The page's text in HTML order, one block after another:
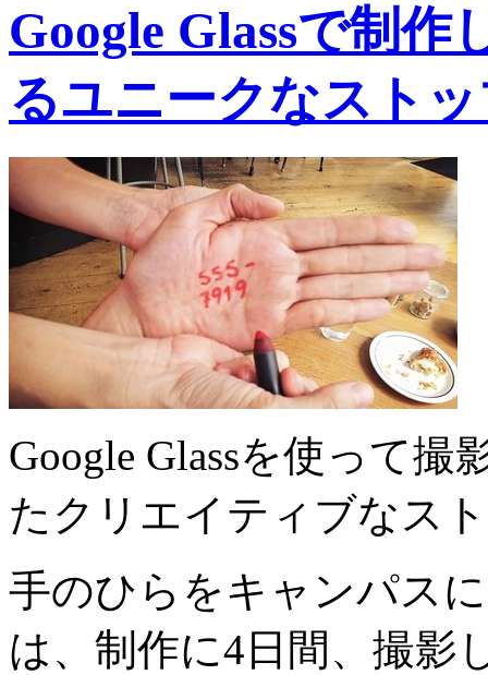
Google Glassで制
るユニークなスト
Google Glassを使って
たクリエイティブなス
手のひらをキャンパス
は、制作に4日間、撮影